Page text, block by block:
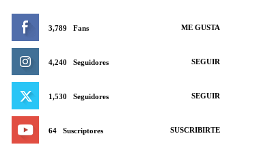
3,789 Fans ME GUSTA
4,240 Seguidores SEGUIR
1,530 Seguidores SEGUIR
64 Suscriptores SUSCRIBIRTE